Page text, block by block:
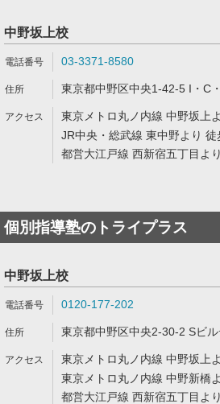
中野坂上校
03-3371-8580
東京都中野区中央1-42-5 I・C
東京メトロ丸ノ内線 中野坂上
JR中央・総武線 東中野より
都営大江戸線 西新宿五丁目よ
個別指導塾のトライプラス
中野坂上校
0120-177-202
東京都中野区中央2-30-2 Sビ
東京メトロ丸ノ内線 中野坂上
東京メトロ丸ノ内線 中野新橋
都営大江戸線 西新宿五丁目よ